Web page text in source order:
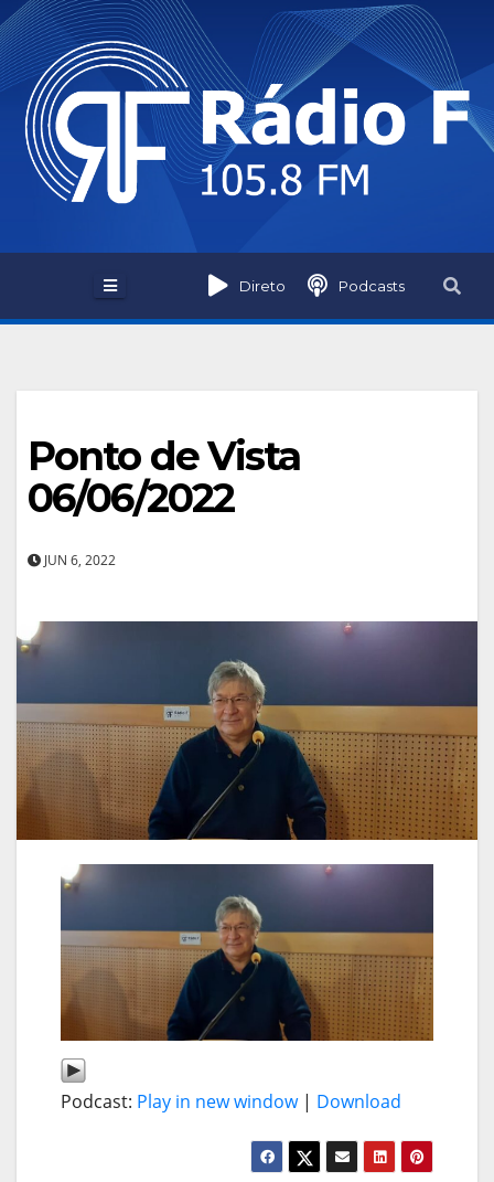
Skip
to
content
Direto Podcasts
Ponto de Vista
06/06/2022
JUN 6, 2022
Podcast: Play in new window| Download